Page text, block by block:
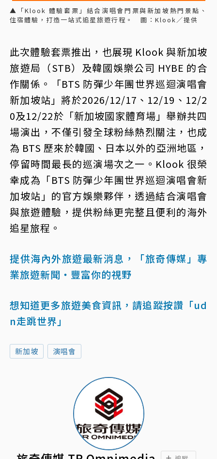
▲「Klook 體驗套票」結合演唱會門票與新加坡熱門景點、
住宿體驗，打造一站式追星旅遊行程。 圖：Klook／提供
此次體驗套票推出，也展現 Klook 與新加坡
旅遊局（STB）及韓國娛樂公司 HYBE 的合
作關係。「BTS 防彈少年團世界巡迴演唱會
新加坡站」將於2026/12/17、12/19、12/2
0及12/22於「新加坡國家體育場」舉辦共四
場演出，不僅引發全球粉絲熱烈關注，也成
為 BTS 歷來於韓國、日本以外的亞洲地區，
停留時間最長的巡演場次之一。Klook 很榮
幸成為「BTS 防彈少年團世界巡迴演唱會新
加坡站」的官方娛樂夥伴，透過結合演唱會
與旅遊體驗，提供粉絲更完整且便利的海外
追星旅程。
提供海內外旅遊最新消息，「旅奇傳媒」專
業旅遊新聞‧豐富你的視野
想知道更多旅遊美食資訊，請追蹤按讚「ud
n走跳世界」
新加坡 演唱會